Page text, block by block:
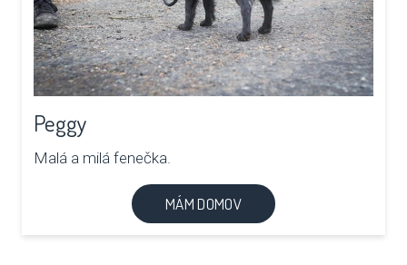
Peggy
Malá a milá fenečka.
MÁM DOMOV